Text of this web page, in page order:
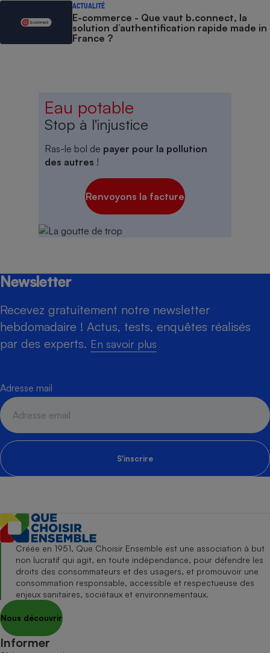
ACTUALITÉ
E-commerce - Que vaut b.connect, la
solution d’authentification rapide made in
France ?
Eau potable
Stop à l'injustice
Ras-le bol de payer pour la pollution
des autres !
Renvoyons la facture
Newsletter
Recevez gratuitement notre newsletter
hebdomadaire ! Actus, tests, enquêtes réalisés
par des experts. En savoir plus
Adresse mail
S'inscrire
Créée en 1951, Que Choisir Ensemble est une association à but
non lucratif qui agit, en toute indépendance, pour défendre les
droits des consommateurs et des usagers, et promouvoir une
consommation responsable, accessible et respectueuse des
enjeux sanitaires, sociétaux et environnementaux.
Nous découvrir
Informer